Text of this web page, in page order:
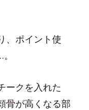
、ポイント使
ークを入れた
骨が高くなる部